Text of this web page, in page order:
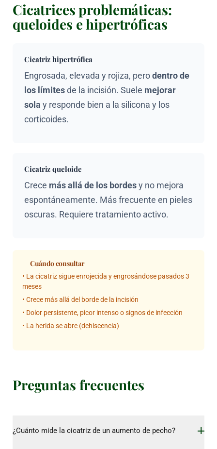
Cicatrices problemáticas:
queloides e hipertróficas
Cicatriz hipertrófica
Engrosada, elevada y rojiza, perodentro de
los límitesde la incisión. Suele mejorar
sola y responde bien a la silicona y los
corticoides.
Cicatriz queloide
Crece más allá de los bordesy no mejora
espontáneamente. Más frecuente en pieles
oscuras. Requiere tratamiento activo.
Cuándo consultar
• La cicatriz sigue enrojecida y engrosándose pasados 3
meses
• Crece más allá del borde de la incisión
• Dolor persistente, picor intenso o signos de infección
• La herida se abre (dehiscencia)
Preguntas frecuentes
¿Cuánto mide la cicatriz de un aumento de pecho?